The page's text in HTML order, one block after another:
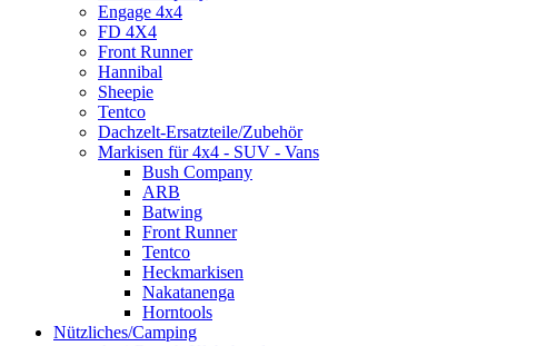
Engage 4x4
FD 4X4
Front Runner
Hannibal
Sheepie
Tentco
Dachzelt-Ersatzteile/Zubehör
Markisen für 4x4 - SUV - Vans
Bush Company
ARB
Batwing
Front Runner
Tentco
Heckmarkisen
Nakatanenga
Horntools
Nützliches/Camping